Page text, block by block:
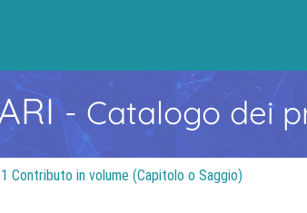
- Catalogo dei
Contributo in volume (Capitolo o Saggio)